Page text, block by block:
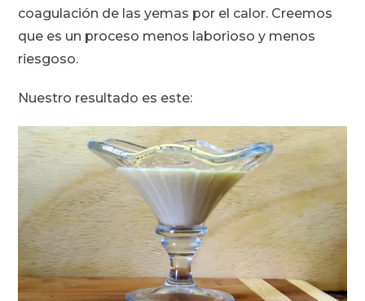
coagulación de las yemas por el calor. Creemos
que es un proceso menos laborioso y menos
riesgoso.
Nuestro resultado es este: